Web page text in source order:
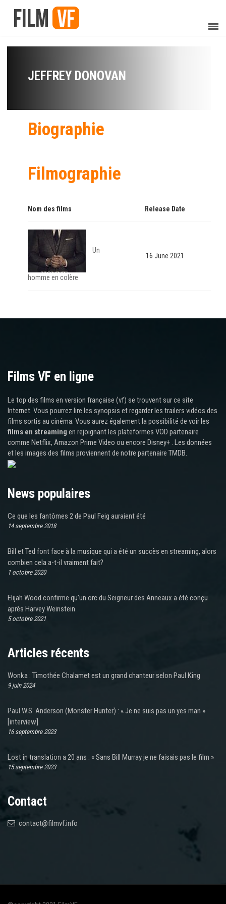
JEFFREY DONOVAN
Biographie
Filmographie
Nom des films Release Date
Un
homme en colère
16 June 2021
Films VF en ligne
Le top des films en version française (vf) se trouvent sur ce site
Internet. Vous pourrez lire les synopsis et regarder les trailers vidéos des
films sortis au cinéma. Vous aurez également la possibilité de voir les
films en streaming en rejoignant les plateformes VOD partenaire
comme Netflix, Amazon Prime Video ou encore Disney+ . Les données
et les images des films proviennent de notre partenaire TMDB.
News populaires
Ce que les fantômes 2 de Paul Feig auraient été
14 septembre 2018
Bill et Ted font face à la musique qui a été un succès en streaming, alors
combien cela a-t-il vraiment fait?
1 octobre 2020
Elijah Wood confirme qu’un orc du Seigneur des Anneaux a été conçu
après Harvey Weinstein
5 octobre 2021
Articles récents
Wonka : Timothée Chalamet est un grand chanteur selon Paul King
9 juin 2024
Paul W.S. Anderson (Monster Hunter) : « Je ne suis pas un yes man »
[interview]
16 septembre 2023
Lost in translation a 20 ans : « Sans Bill Murray je ne faisais pas le film »
15 septembre 2023
Contact
contact@filmvf.info